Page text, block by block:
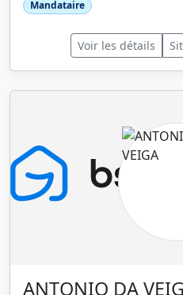
Mandataire
Voir les détails
ANTONIO DA